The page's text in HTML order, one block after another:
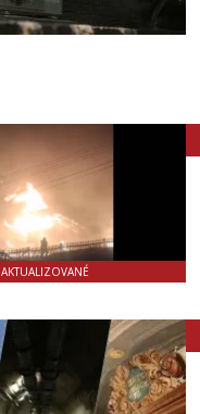
AKTUALIZOVANÉ